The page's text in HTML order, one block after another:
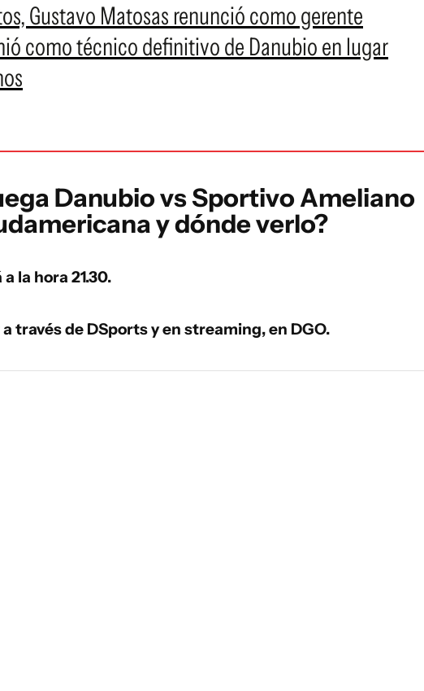
Gustavo Matosas renunció como gerente
como técnico definitivo de Danubio en lugar
Danubio vs Sportivo Ameliano
y dónde verlo?
la hora 21.30.
a través de DSports y en streaming, en DGO.